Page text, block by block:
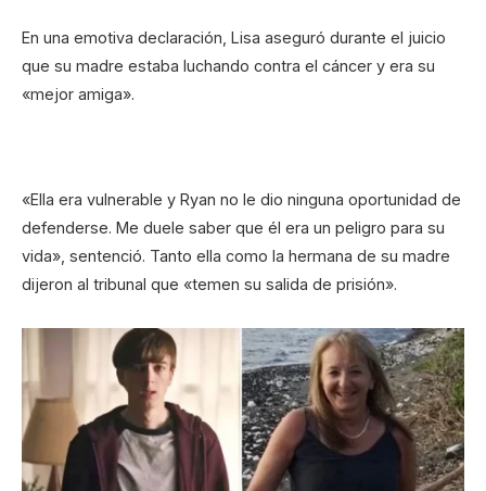
En una emotiva declaración, Lisa aseguró durante el juicio
que su madre estaba luchando contra el cáncer y era su
«mejor amiga».
«Ella era vulnerable y Ryan no le dio ninguna oportunidad de
defenderse. Me duele saber que él era un peligro para su
vida», sentenció. Tanto ella como la hermana de su madre
dijeron al tribunal que «temen su salida de prisión».